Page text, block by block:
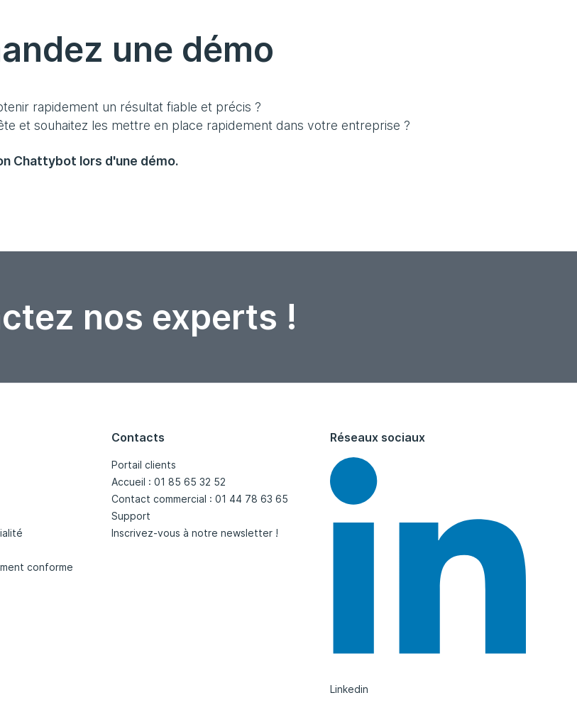
une démo
rapidement un résultat fiable et précis ?
et souhaitez les mettre en place rapidement dans votre entreprise ?
Chattybot lors d'une démo.
nos experts !
conforme
Contacts
Portail clients
Accueil : 01 85 65 32 52
Contact commercial : 01 44 78 63 65
Support
Inscrivez-vous à notre newsletter !
Réseaux sociaux
Linkedin